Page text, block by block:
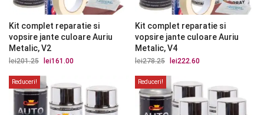
Kit complet reparatie si
vopsire jante culoare Auriu
Metalic, V2
lei201.25
Prețul
a
fost:
lei201.25.
lei161.00
lei161.00.
Kit complet reparatie si
vopsire jante culoare Auriu
Metalic, V4
lei278.25
Prețul
a
fost:
lei278.25.
lei222.60
lei222.60.
Reduceri! Reduceri!